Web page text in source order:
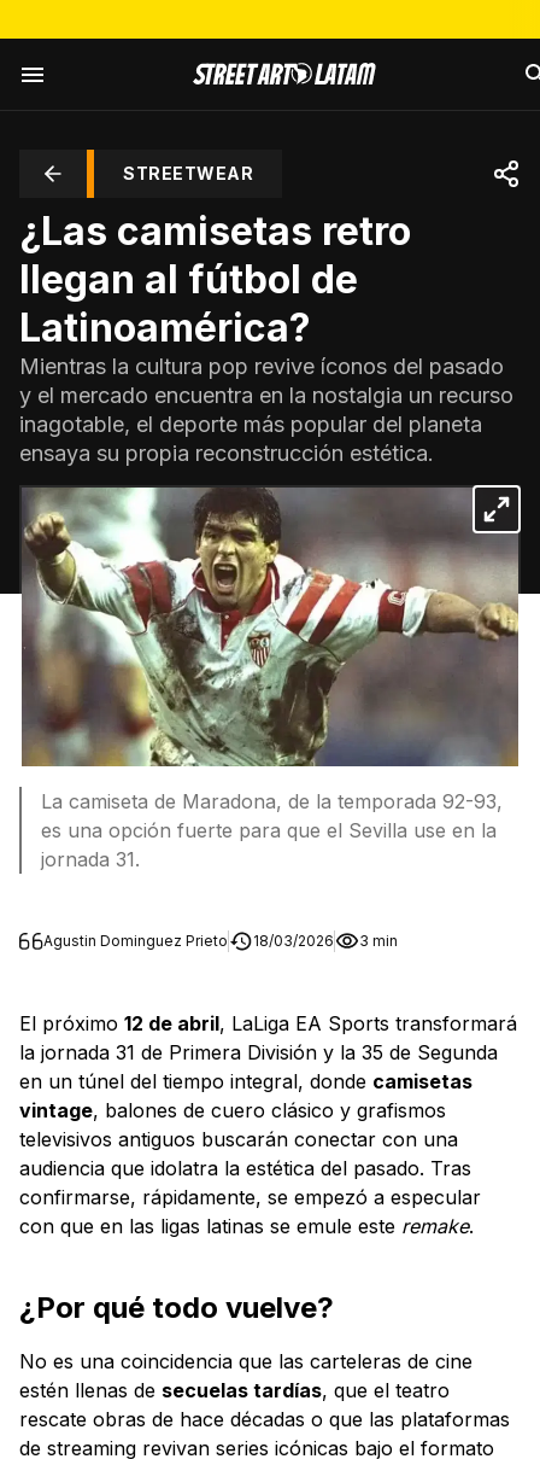
STREETWEAR
¿Las camisetas retro
llegan al fútbol de
Latinoamérica?
Mientras la cultura pop revive íconos del pasado
y el mercado encuentra en la nostalgia un recurso
inagotable, el deporte más popular del planeta
ensaya su propia reconstrucción estética.
La camiseta de Maradona, de la temporada 92-93,
es una opción fuerte para que el Sevilla use en la
jornada 31.
Agustin Dominguez Prieto 18/03/2026 3 min
El próximo 12 de abril, LaLiga EA Sports transformará
la jornada 31 de Primera División y la 35 de Segunda
en un túnel del tiempo integral, donde camisetas
vintage, balones de cuero clásico y grafismos
televisivos antiguos buscarán conectar con una
audiencia que idolatra la estética del pasado. Tras
confirmarse, rápidamente, se empezó a especular
con que en las ligas latinas se emule este remake.
¿Por qué todo vuelve?
No es una coincidencia que las carteleras de cine
estén llenas de secuelas tardías, que el teatro
rescate obras de hace décadas o que las plataformas
de streaming revivan series icónicas bajo el formato